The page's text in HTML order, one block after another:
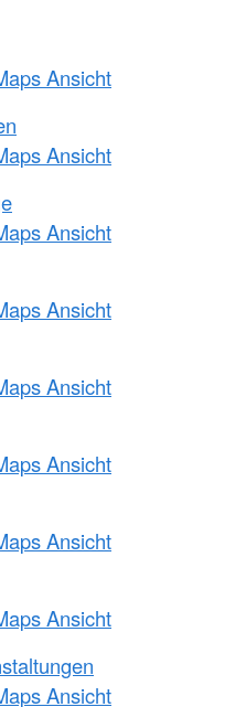
Ansicht
Ansicht
Ansicht
Ansicht
Ansicht
Ansicht
Ansicht
Ansicht
Ansicht